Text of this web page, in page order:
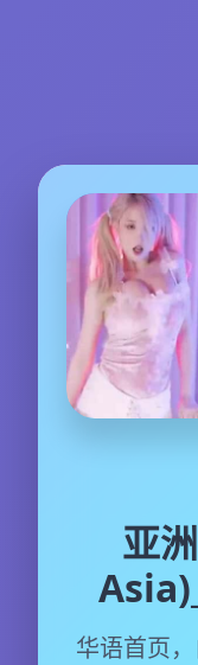
亚
华语首页